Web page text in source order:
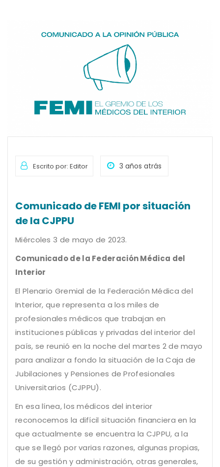
Escrito por: Editor 3 años atrás
Comunicado de FEMI por situación
de la CJPPU
Miércoles 3 de mayo de 2023.
Comunicado de la Federación Médica del
Interior
El Plenario Gremial de la Federación Médica del
Interior, que representa a los miles de
profesionales médicos que trabajan en
instituciones públicas y privadas del interior del
país, se reunió en la noche del martes 2 de mayo
para analizar a fondo la situación de la Caja de
Jubilaciones y Pensiones de Profesionales
Universitarios (CJPPU).
En esa línea, los médicos del interior
reconocemos la difícil situación financiera en la
que actualmente se encuentra la CJPPU, a la
que se llegó por varias razones, algunas propias,
de su gestión y administración, otras generales,